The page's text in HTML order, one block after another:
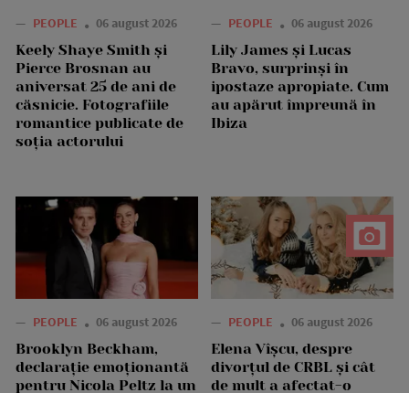
— PEOPLE 06 august 2026
Keely Shaye Smith și
Pierce Brosnan au
aniversat 25 de ani de
căsnicie. Fotografiile
romantice publicate de
soția actorului
— PEOPLE 06 august 2026
Lily James și Lucas
Bravo, surprinși în
ipostaze apropiate. Cum
au apărut împreună în
Ibiza
— PEOPLE 06 august 2026
Brooklyn Beckham,
declarație emoționantă
pentru Nicola Peltz la un
— PEOPLE 06 august 2026
Elena Vîșcu, despre
divorțul de CRBL și cât
de mult a afectat-o